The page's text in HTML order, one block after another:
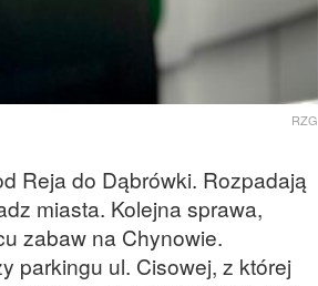
RZG
Reja do Dąbrówki. Rozpadają
miasta. Kolejna sprawa,
zabaw na Chynowie.
parkingu ul. Cisowej, z której